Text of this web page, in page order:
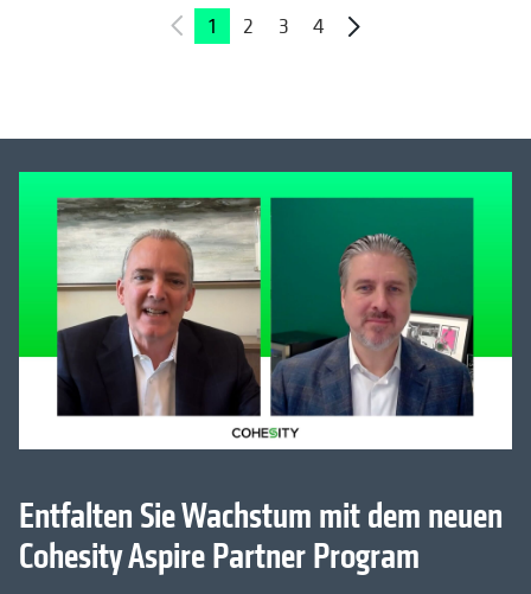
1 2 3 4
Entfalten Sie Wachstum mit dem neuen
Cohesity Aspire Partner Program